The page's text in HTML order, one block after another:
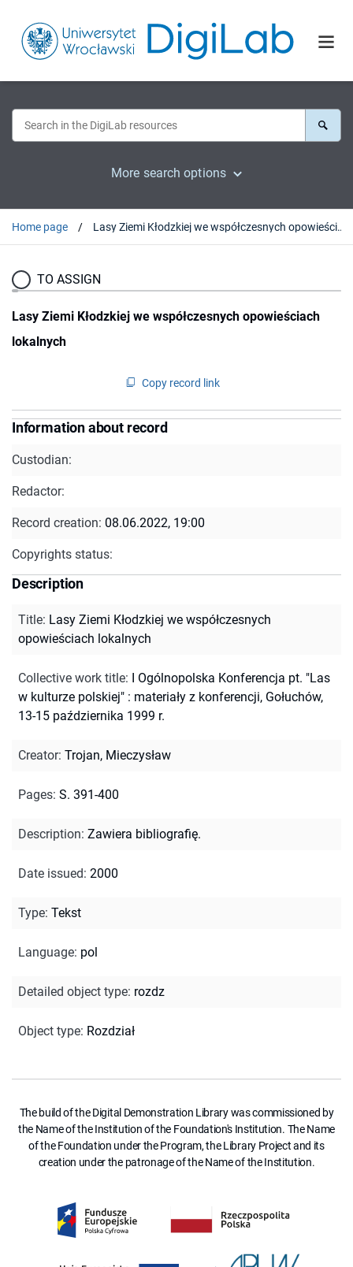
More search options
Home page Lasy Ziemi Kłodzkiej we współczesnych opowieściach lokalnych
TO ASSIGN
Lasy Ziemi Kłodzkiej we współczesnych opowieściach
lokalnych
Copy record link
Information about record
Custodian:
Redactor:
Record creation: 08.06.2022, 19:00
Copyrights status:
Description
Title: Lasy Ziemi Kłodzkiej we współczesnych
opowieściach lokalnych
Collective work title: I Ogólnopolska Konferencja pt. "Las
w kulturze polskiej" : materiały z konferencji, Gołuchów,
13-15 października 1999 r.
Creator: Trojan, Mieczysław
Pages: S. 391-400
Description: Zawiera bibliografię.
Date issued: 2000
Type: Tekst
Language: pol
Detailed object type: rozdz
Object type: Rozdział
The build of the Digital Demonstration Library was commissioned by
the Name of the Institution of the Foundation's Institution. The Name
of the Foundation under the Program, the Library Project and its
creation under the patronage of the Name of the Institution.